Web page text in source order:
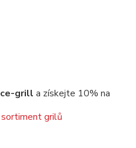
grill a získejte 10% na
grilů